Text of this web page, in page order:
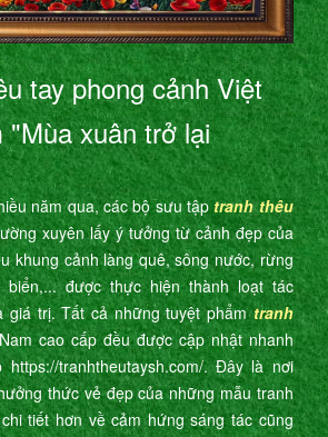
tay phong cảnh Việt
"Mùa xuân trở lại
năm qua, các bộ sưu tậptranh thêu
xuyên lấy ý tưởng từ cảnh đẹp của
khung cảnh làng quê, sông nước, rừng
biển,... được thực hiện thành loạt tác
giá trị. Tất cả những tuyệt phẩmtranh
cao cấp đều được cập nhật nhanh
tranhtheutaysh.com/. Đây là nơi
thức vẻ đẹp của những mẫu tranh
tiết hơn về cảm hứng sáng tác cũng